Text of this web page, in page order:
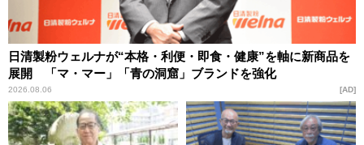
日清製粉ウェルナが“本格・利便・即食・健康”を軸に新商品を
展開 「マ・マー」「青の洞窟」ブランドを強化
2026.08.06 AD